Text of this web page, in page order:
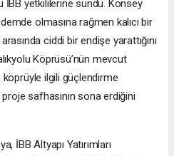
yetkililerine sundu. Konsey
olmasına rağmen kalıcı bir
ciddi bir endişe yarattığını
Köprüsü’nün mevcut
köprüyle ilgili güçlendirme
safhasının sona erdiğini
İBB Altyapı Yatırımları